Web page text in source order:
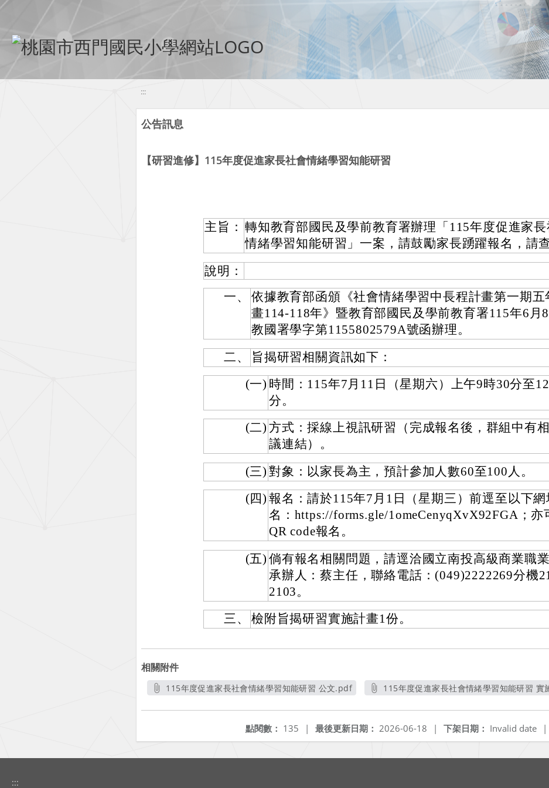
移至網頁之主要內容區位置
:::
公告訊息
【研習進修】115年度促進家長社會情緒學習知能研習
主旨： 轉知教育部國民及學前教育署辦理「115年度促進家長
情緒學習知能研習」一案，請鼓勵家長踴躍報名，請查
說明：
一、
依據教育部函頒《社會情緒學習中長程計畫第一期五
畫114-118年》暨教育部國民及學前教育署115年6月
教國署學字第1155802579A號函辦理。
二、
旨揭研習相關資訊如下：
(一) 時間：115年7月11日（星期六）上午9時30分至
分。
(二) 方式：採線上視訊研習（完成報名後，群組中有
議連結）。
(三) 對象：以家長為主，預計參加人數60至100人。
(四) 報名：請於115年7月1日（星期三）前逕至以下網
名：https://forms.gle/1omeCenyqXvX92FGA；亦
QR code報名。
(五) 倘有報名相關問題，請逕洽國立南投高級商業職
承辦人：蔡主任，聯絡電話：(049)2222269分機
2103。
三、
檢附旨揭研習實施計畫1份。
相關附件
115年度促進家長社會情緒學習知能研習 公文.pdf
115年度促進家長社會情緒學習知能研習 實
下架日期： Invalid date |
最後更新日期： 2026-06-18 |
點閱數： 135 |
:::